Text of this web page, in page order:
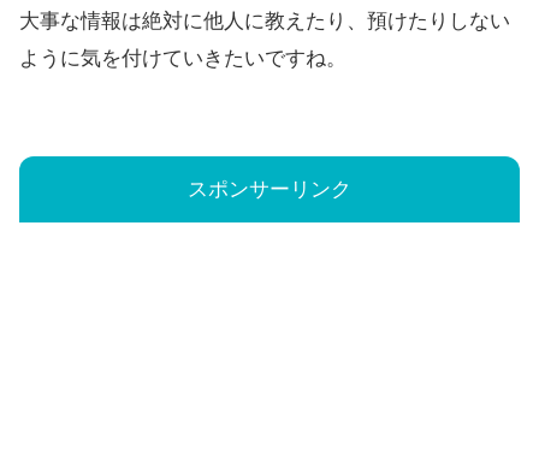
大事な情報は絶対に他人に教えたり、預けたりしない
ように気を付けていきたいですね。
スポンサーリンク